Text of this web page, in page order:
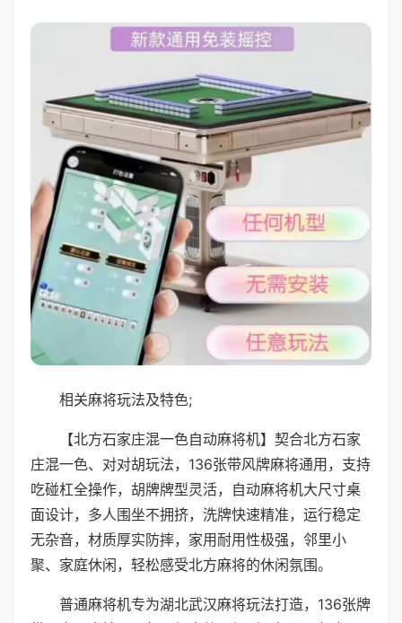
相关麻将玩法及特色;
【北方石家庄混一色自动麻将机】契合北方石家
庄混一色、对对胡玩法，136张带风牌麻将通用，支持
吃碰杠全操作，胡牌牌型灵活，自动麻将机大尺寸桌
面设计，多人围坐不拥挤，洗牌快速精准，运行稳定
无杂音，材质厚实防摔，家用耐用性极强，邻里小
聚、家庭休闲，轻松感受北方麻将的休闲氛围。
普通麻将机专为湖北武汉麻将玩法打造，136张牌